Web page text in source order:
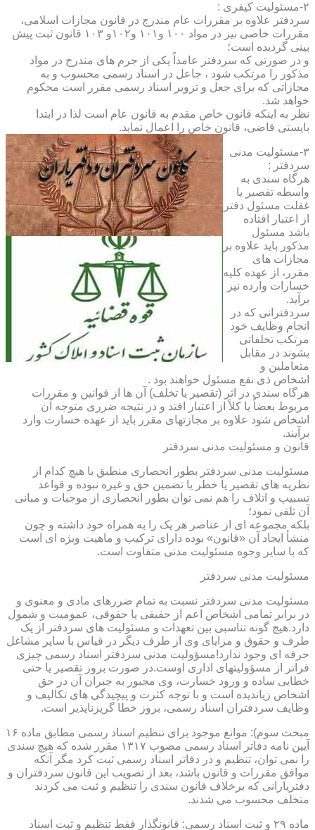
۲-مسئولیت کیفری :
سردفتر علاوه بر مقررات عام مندرج در قانون مجازات اسلامی،
مقررات خاصی نیز در مواد ۱۰۰ و۱۰۱ و۱۰۲و ۱۰۳ قانون ثبت پیش
بینی گردیده است؛
و در صورتی که سردفتر عامداً یکی از جرم های مندرج در مواد
مذکور را مرتکب شود ، جاعل در اسناد رسمی محسوب و به
مجازاتی که برای جعل و تزویر اسناد رسمی مقرر است محکوم
خواهد شد.
نظر به اینکه قانون خاص مقدم به قانون عام است لذا در ابتدا
بایستی قاضی، قانون خاص را اعمال نماید.
۳-مسئولیت مدنی
سردفتر :
هرگاه سندی به
واسطه تقصیر یا
غفلت مسئول دفتر
از اعتبار افتاده
باشد مسئول
مذکور باید علاوه بر
مجازات های
مقرر، از عهده کلیه
خسارات وارده نیز
برآید.
سردفترانی که در
انجام وظایف خود
مرتکب تخلفاتی
بشوند در مقابل
متعاملین و
اشخاص ذی نفع مسئول خواهند بود .
هرگاه سندی در اثر (تقصیر یا تخلف) آن ها از قوانین و مقررات
مربوط بعضاً یا کلاً از اعتبار افتد و در نتیجه ضرری متوجه آن
اشخاص شود علاوه بر مجازتهای مقرر باید از عهده خسارت وارد
برآیند.
قانون و مسئولیت مدنی سردفتر
مسئولیت مدنی سردفتر بطور انحصاری منطبق با هیچ کدام از
نظریه های تقصیر یا خطر یا تضمین حق و غیره نبوده و قواعد
تسبیب و اتلاف را هم نمی توان بطور انحصاری از موجبات و مبانی
آن تلقی نمود؛
بلکه مجموعه ای از عناصر هر یک را به همراه خود داشته و چون
منشأ ایجاد آن «قانون» بوده دارای ترکیب و ماهیت ویژه ای است
که با سایر وجوه مسئولیت مدنی متفاوت است.
مسئولیت مدنی سردفتر
مسئولیت مدنی سردفتر نسبت به تمام ضررهای مادی و معنوی و
در برابر تمامی اشخاص اعم از حقیقی یا حقوقی، عمومیت و شمول
دارد.هیچ گونه تناسبی بین تعهدات و مسئولیت های سردفتر از یک
طرف و حقوق و مزایای وی از طرف دیگر در قیاس با سایر مشاغل
حرفه ای وجود ندارد!مسؤولیت مدنی سردفتر اسناد رسمی چیزی
فراتر از مسؤولیتهای اداری اوست.در صورت بروز تقصیر یا حتی
خطایی ساده و ورود خسارت، وی مجبور به جبران آن در حق
اشخاص زیاندیده است و با توجه کثرت و پیچیدگی های تکالیف و
وظایف سردفتران اسناد رسمی، بروز خطا گریزناپذیر است.
مبحث سوم): موانع موجود برای تنظیم اسناد رسمی مطابق ماده ۱۶
آیین نامه دفاتر اسناد رسمی مصوب ۱۳۱۷ مقرر شده که هیچ سندی
را نمی توان، تنظیم و در دفاتر اسناد رسمی ثبت کرد مگر آنکه
موافق مقررات و قانون باشد، بعد از تصویب این قانون سردفتران و
دفتریارانی که برخلاف قانون سندی را تنظیم و ثبت می کردند
متخلف محسوب می شدند.
ماده ۲۹ و ثبت اسناد رسمی: قانونگذار فقط تنظیم و ثبت اسناد